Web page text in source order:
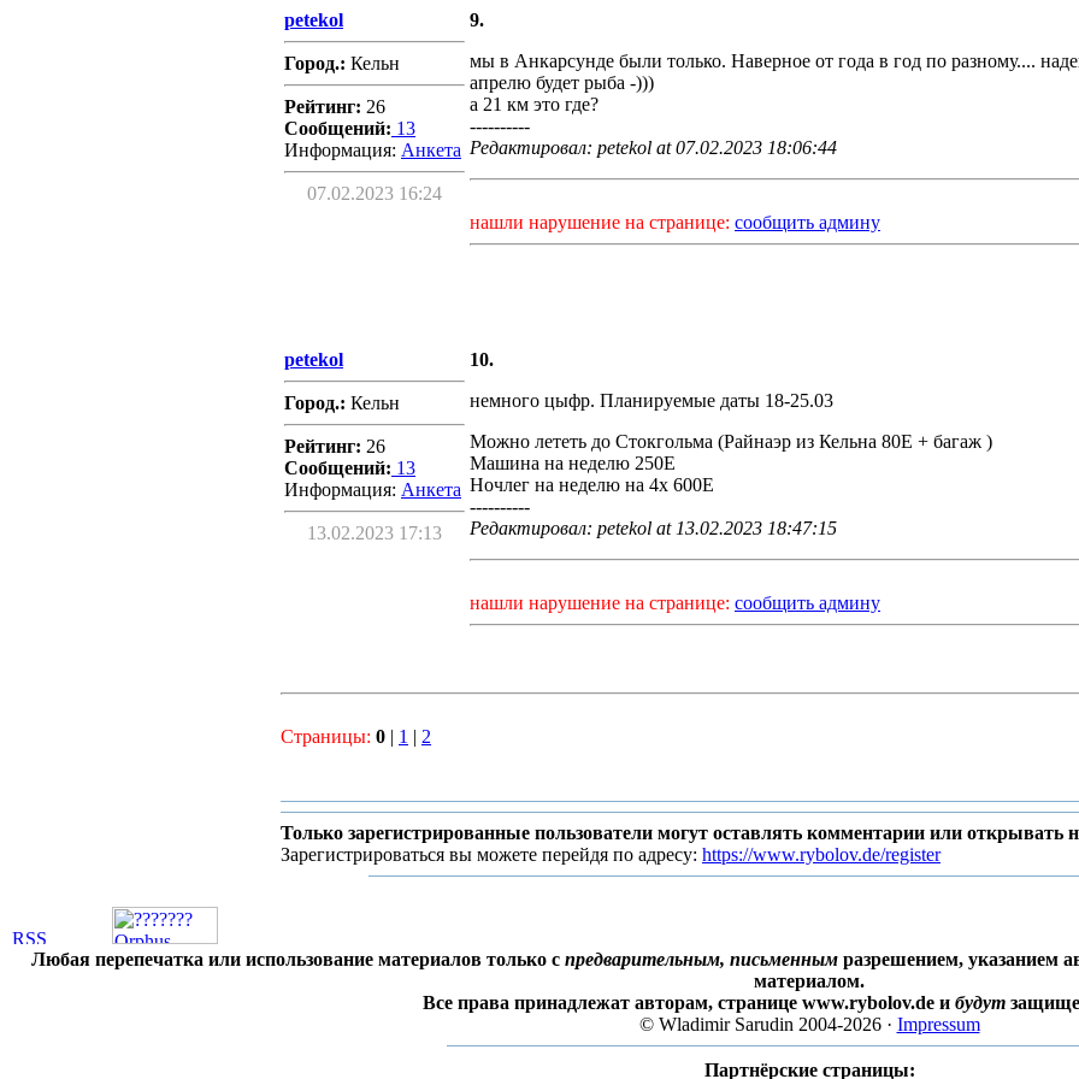
petekol
Город.: Кельн
Рейтинг: 26
Сообщений: 13
Информация: Aнкета
07.02.2023 16:24
9.
мы в Анкарсунде были только. Наверное от года в год по разному....
апрелю будет рыба -)))
а 21 км это где?
----------
Редактировал: petekol at 07.02.2023 18:06:44
нашли нарушение на странице: сообщить админу
petekol
Город.: Кельн
Рейтинг: 26
Сообщений: 13
Информация: Aнкета
13.02.2023 17:13
10.
немного цыфр. Планируемые даты 18-25.03
Можно лететь до Стокгольма (Райнаэр из Кельна 80Е + багаж )
Машина на неделю 250Е
Ночлег на неделю на 4х 600Е
----------
Редактировал: petekol at 13.02.2023 18:47:15
нашли нарушение на странице: сообщить админу
Страницы: 0 | 1 | 2
Только зарегистрированные пользователи могут оставлять комментарии или открывать
Зарегистрироваться вы можете перейдя по адресу: https://www.rybolov.de/register
Любая перепечатка или использование материалов только с предварительным, письменнымразрешением, указанием
материалом.
Все права принадлежат авторам, странице www.rybolov.de и будут
© Wladimir Sarudin 2004-2026 · Impressum
Партнёрские страницы: